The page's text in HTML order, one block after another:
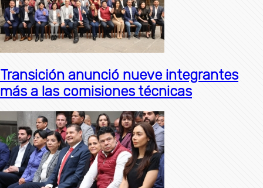
Transición anunció nueve integrantes
más a las comisiones técnicas